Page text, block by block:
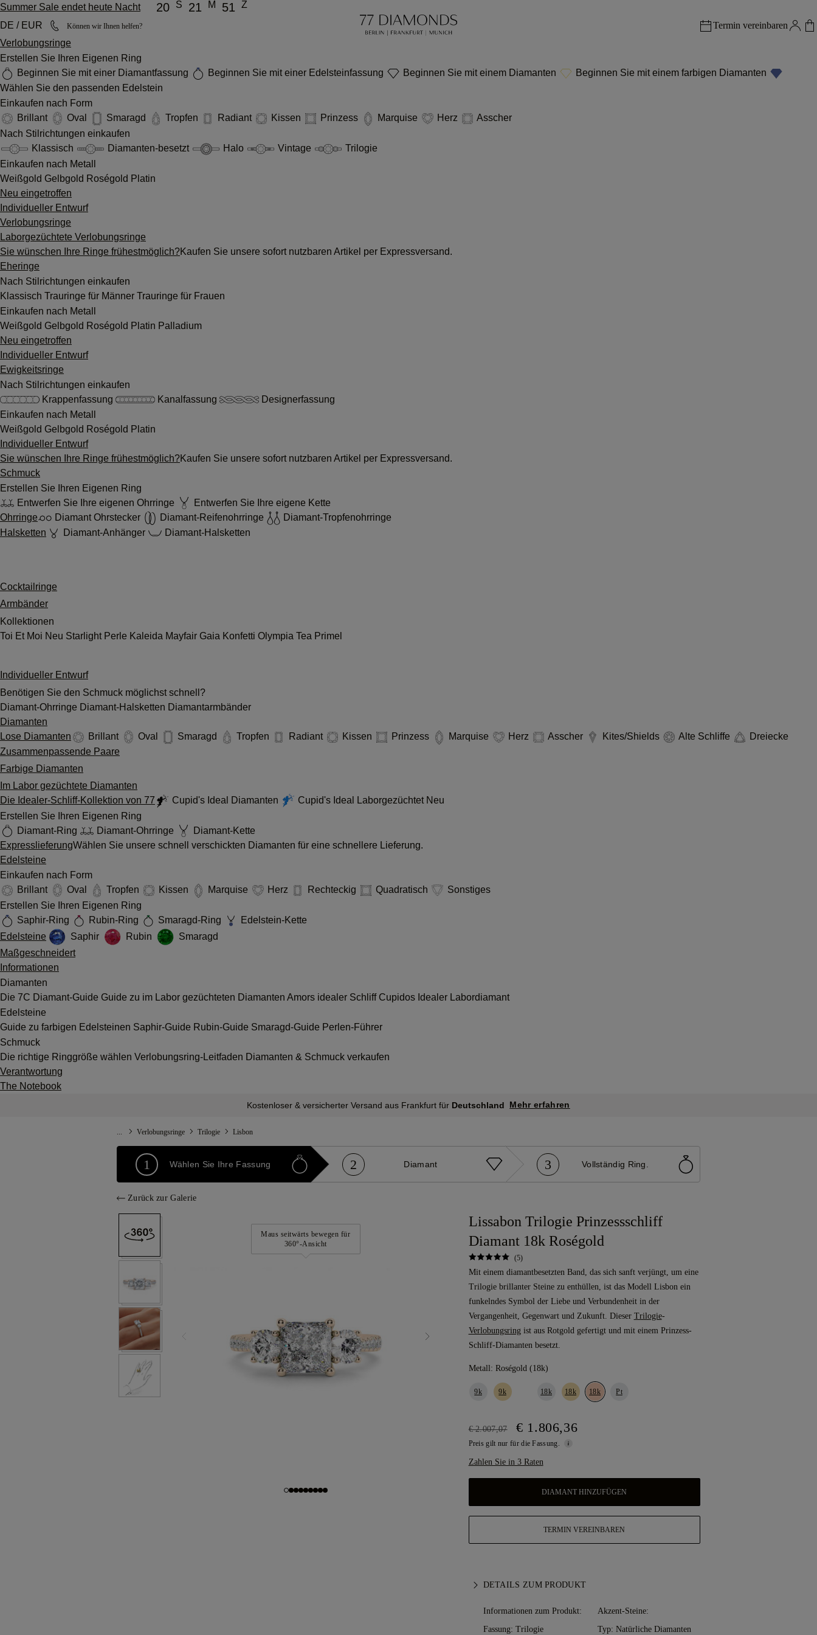
Summer Sale endet heute Nacht 20 S 21 M 51
Z
DE / EUR
Können wir Ihnen helfen?
Termin vereinbaren
Verlobungsringe
Erstellen Sie Ihren Eigenen Ring
Beginnen Sie mit einer Diamantfassung
Beginnen Sie mit einer Edelsteinfassung Beginnen Sie mit einem Diamanten
Beginnen Sie mit einem farbigen Diamanten
Wählen Sie den passenden Edelstein
Einkaufen nach Form
Brillant
Oval Smaragd Tropfen Radiant Kissen Prinzess Marquise Herz
Asscher
Nach Stilrichtungen einkaufen
Klassisch
Diamanten-besetzt Halo Vintage
Trilogie
Einkaufen nach Metall
Weißgold Gelbgold Roségold Platin
Neu eingetroffen
Individueller Entwurf
Verlobungsringe
Laborgezüchtete Verlobungsringe
Sie wünschen Ihre Ringe frühestmöglich?Kaufen Sie unsere sofort nutzbaren Artikel per Expressversand.
Eheringe
Nach Stilrichtungen einkaufen
Klassisch Trauringe für Männer Trauringe für Frauen
Einkaufen nach Metall
Weißgold Gelbgold Roségold Platin Palladium
Neu eingetroffen
Individueller Entwurf
Ewigkeitsringe
Nach Stilrichtungen einkaufen
Krappenfassung
Kanalfassung
Designerfassung
Einkaufen nach Metall
Weißgold Gelbgold Roségold Platin
Individueller Entwurf
Sie wünschen Ihre Ringe frühestmöglich?Kaufen Sie unsere sofort nutzbaren Artikel per Expressversand.
Schmuck
Erstellen Sie Ihren Eigenen Ring
Entwerfen Sie Ihre eigenen Ohrringe
Entwerfen Sie Ihre eigene Kette
Ohrringe
Diamant Ohrstecker Diamant-Reifenohrringe
Diamant-Tropfenohrringe
Halsketten
Diamant-Anhänger Diamant-Halsketten
Cocktailringe
Armbänder
Kollektionen
Toi Et Moi Neu Starlight Perle Kaleida Mayfair Gaia Konfetti Olympia Tea Primel
Individueller Entwurf
Benötigen Sie den Schmuck möglichst schnell?
Diamant-Ohrringe Diamant-Halsketten Diamantarmbänder
Diamanten
Lose Diamanten
Brillant Oval Smaragd Tropfen Radiant Kissen Prinzess Marquise Herz Asscher Kites/Shields Alte Schliffe
Dreiecke
Zusammenpassende Paare
Farbige Diamanten
Im Labor gezüchtete Diamanten
Die Idealer-Schliff-Kollektion von 77
Cupid's Ideal Diamanten Cupid's Ideal Laborgezüchtet Neu
Erstellen Sie Ihren Eigenen Ring
Diamant-Ring
Diamant-Ohrringe
Diamant-Kette
ExpresslieferungWählen Sie unsere schnell verschickten Diamanten für eine schnellere Lieferung.
Edelsteine
Einkaufen nach Form
Brillant
Oval Tropfen Kissen Marquise Herz Rechteckig Quadratisch
Sonstiges
Erstellen Sie Ihren Eigenen Ring
Saphir-Ring
Rubin-Ring Smaragd-Ring
Edelstein-Kette
Edelsteine
Saphir Rubin
Smaragd
Maßgeschneidert
Informationen
Diamanten
Die 7C Diamant-Guide Guide zu im Labor gezüchteten Diamanten Amors idealer Schliff Cupidos Idealer Labordiamant
Edelsteine
Guide zu farbigen Edelsteinen Saphir-Guide Rubin-Guide Smaragd-Guide Perlen-Führer
Schmuck
Die richtige Ringgröße wählen Verlobungsring-Leitfaden Diamanten & Schmuck verkaufen
Verantwortung
The Notebook
Kostenloser & versicherter Versand aus Frankfurt für Deutschland Mehr erfahren
Verlobungsringe Trilogie Lisbon
1 Wählen Sie Ihre Fassung 2 Diamant 3 Vollständig Ring.
Zurück zur Galerie
Maus seitwärts bewegen für
360°-Ansicht
Lissabon Trilogie Prinzessschliff
Diamant 18k Roségold
(5)
Mit einem diamantbesetzten Band, das sich sanft verjüngt, um eine
Trilogie brillanter Steine zu enthüllen, ist das Modell Lisbon ein
funkelndes Symbol der Liebe und Verbundenheit in der
Vergangenheit, Gegenwart und Zukunft. Dieser Trilogie-
Verlobungsring ist aus Rotgold gefertigt und mit einem Prinzess-
Schliff-Diamanten besetzt.
Metall: Roségold (18k)
9k 9k 18k 18k 18k Pt
€ 2.007,07 € 1.806,36
Preis gilt nur für die Fassung.
Zahlen Sie in 3 Raten
DIAMANT HINZUFÜGEN
TERMIN VEREINBAREN
DETAILS ZUM PRODUKT
Informationen zum Produkt:
Fassung: Trilogie
Akzent-Steine:
Typ: Natürliche Diamanten